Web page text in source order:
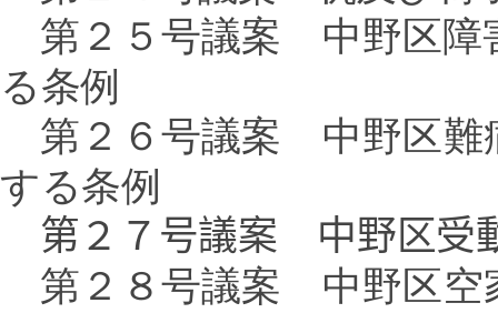
第２５号議案 中野区障
る条例
第２６号議案 中野区難
する条例
第２７号議案 中野区受
第２８号議案 中野区空